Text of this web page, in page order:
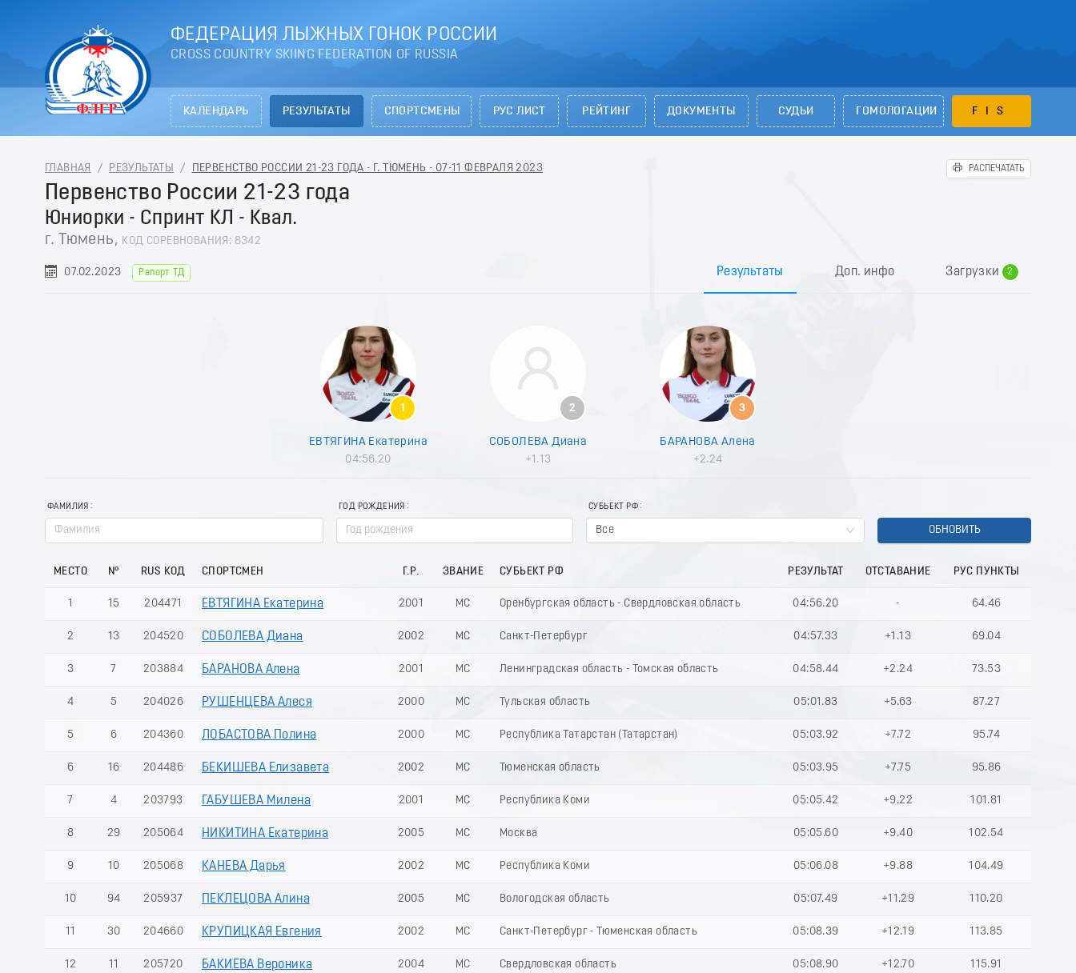
ФЕДЕРАЦИЯ ЛЫЖНЫХ ГОНОК РОССИИ
CROSS COUNTRY SKIING FEDERATION OF RUSSIA
КАЛЕНДАРЬ РЕЗУЛЬТАТЫ СПОРТСМЕНЫ РУС ЛИСТ РЕЙТИНГ ДОКУМЕНТЫ СУДЬИ ГОМОЛОГАЦИИ FIS
ГЛАВНАЯ / РЕЗУЛЬТАТЫ / ПЕРВЕНСТВО РОССИИ 21-23 ГОДА - Г. ТЮМЕНЬ - 07-11 ФЕВРАЛЯ 2023 РАСПЕЧАТАТЬ
Первенство России 21-23 года
Юниорки - Спринт КЛ - Квал.
г. Тюмень, КОД СОРЕВНОВАНИЯ: 8342
07.02.2023 Рапорт ТД Результаты Доп. инфо Загрузки
2
9
1
1
ЕВТЯГИНА Екатерина
04:56.20
2
СОБОЛЕВА Диана
+1.13
3
БАРАНОВА Алена
+2.24
ФАМИЛИЯ ГОД РОЖДЕНИЯ СУБЬЕКТ РФ
Все ОБНОВИТЬ
МЕСТО № RUS КОД СПОРТСМЕН Г.Р. ЗВАНИЕ СУБЬЕКТ РФ РЕЗУЛЬТАТ ОТСТАВАНИЕ РУС ПУНКТЫ
1 15 204471 ЕВТЯГИНА Екатерина 2001 МС Оренбургская область - Свердловская область 04:56.20 - 64.46
2 13 204520 СОБОЛЕВА Диана 2002 МС Санкт-Петербург 04:57.33 +1.13 69.04
3 7 203884 БАРАНОВА Алена 2001 МС Ленинградская область - Томская область 04:58.44 +2.24 73.53
4 5 204026 РУШЕНЦЕВА Алеся 2000 МС Тульская область 05:01.83 +5.63 87.27
5 6 204360 ЛОБАСТОВА Полина 2000 МС Республика Татарстан (Татарстан) 05:03.92 +7.72 95.74
6 16 204486 БЕКИШЕВА Елизавета 2002 МС Тюменская область 05:03.95 +7.75 95.86
7 4 203793 ГАБУШЕВА Милена 2001 МС Республика Коми 05:05.42 +9.22 101.81
8 29 205064 НИКИТИНА Екатерина 2005 МС Москва 05:05.60 +9.40 102.54
9 10 205068 КАНЕВА Дарья 2002 МС Республика Коми 05:06.08 +9.88 104.49
10 94 205937 ПЕКЛЕЦОВА Алина 2005 МС Вологодская область 05:07.49 +11.29 110.20
11 30 204660 КРУПИЦКАЯ Евгения 2002 МС Санкт-Петербург - Тюменская область 05:08.39 +12.19 113.85
12 11 205720 БАКИЕВА Вероника 2004 МС Свердловская область 05:08.90 +12.70 115.91